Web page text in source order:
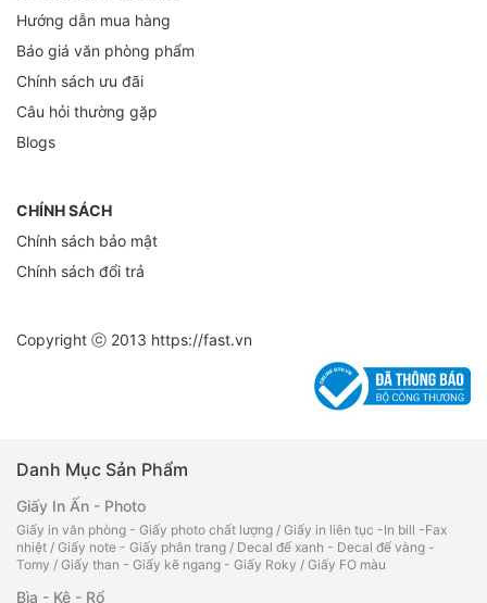
Hướng dẫn mua hàng
Báo giá văn phòng phẩm
Chính sách ưu đãi
Câu hỏi thường gặp
Blogs
CHÍNH SÁCH
Chính sách bảo mật
Chính sách đổi trả
Copyright ⓒ 2013 https://fast.vn
Danh Mục Sản Phẩm
Giấy In Ấn - Photo
Giấy in văn phòng - Giấy photo chất lượng / Giấy in liên tục -In bill -Fax
nhiệt / Giấy note - Giấy phân trang / Decal đế xanh - Decal đế vàng -
Tomy / Giấy than - Giấy kẽ ngang - Giấy Roky / Giấy FO màu
Bìa - Kệ - Rổ